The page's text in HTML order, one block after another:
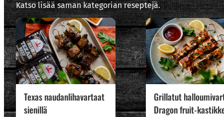
Katso lisää saman kategorian reseptejä.
Texas naudanlihavartaat
sienillä
Grillatut
Dragon fruit-